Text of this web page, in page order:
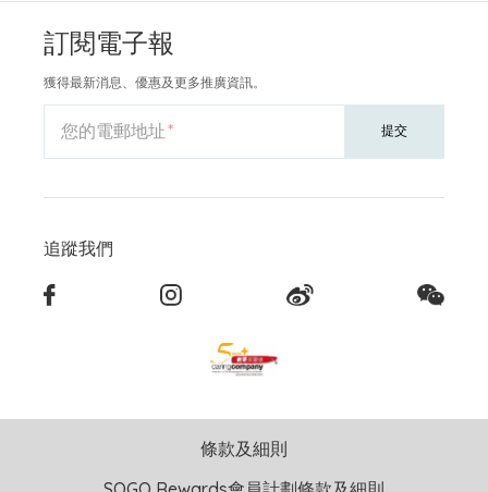
訂閱電子報
獲得最新消息、優惠及更多推廣資訊。
您的電郵地址 提交
追蹤我們
條款及細則